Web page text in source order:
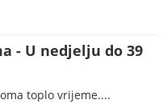
- U nedjelju do 39
toplo vrijeme.